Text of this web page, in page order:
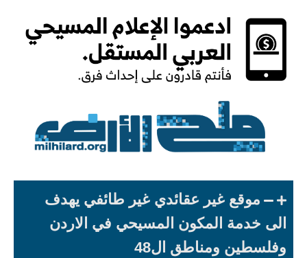
موقع غير عقائدي غير طائفي يهدف
الى خدمة المكون المسيحي في الاردن
وفلسطين ومناطق ال48